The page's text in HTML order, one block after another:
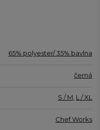
65% polyester/ 35% bavlna
černá
S / M L / XL
Chef Works